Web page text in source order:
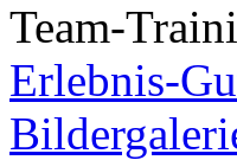
Team-
Erlebnis-